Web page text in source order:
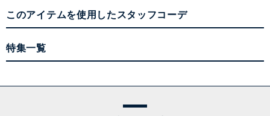
このアイテムを使用したスタッフコーデ
特集一覧